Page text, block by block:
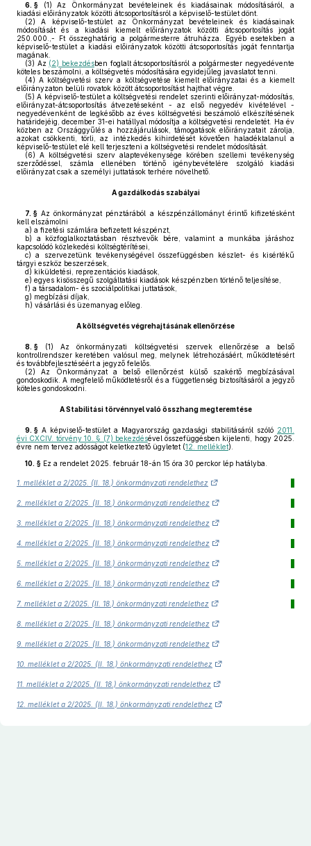
6. § (1) Az Önkormányzat bevételeinek és kiadásainak módosításáról, a
kiadási előirányzatok közötti átcsoportosításról a képviselő-testület dönt.
(2) A képviselő-testület az Önkormányzat bevételeinek és kiadásainak
módosítását és a kiadási kiemelt előirányzatok közötti átcsoportosítás jogát
250.000.,- Ft összeghatárig a polgármesterre átruházza. Egyéb esetekben a
képviselő-testület a kiadási előirányzatok közötti átcsoportosítás jogát fenntartja
magának.
(3) Az (2) bekezdésben foglalt átcsoportosításról a polgármester negyedévente
köteles beszámolni, a költségvetés módosítására egyidejűleg javaslatot tenni.
(4) A költségvetési szerv a költségvetése kiemelt előirányzatai és a kiemelt
előirányzaton belüli rovatok között átcsoportosítást hajthat végre.
(5) A képviselő-testület a költségvetési rendelet szerinti előirányzat-módosítás,
előirányzat-átcsoportosítás átvezetéseként - az első negyedév kivételével -
negyedévenként de legkésőbb az éves költségvetési beszámoló elkészítésének
határidejéig, december 31-ei hatállyal módosítja a költségvetési rendeletét. Ha év
közben az Országgyűlés a hozzájárulások, támogatások előirányzatait zárolja,
azokat csökkenti, törli, az intézkedés kihirdetését követően haladéktalanul a
képviselő-testület elé kell terjeszteni a költségvetési rendelet módosítását.
(6) A költségvetési szerv alaptevékenysége körében szellemi tevékenység
szerződéssel, számla ellenében történő igénybevételére szolgáló kiadási
előirányzat csak a személyi juttatások terhére növelhető.
A gazdálkodás szabályai
7. § Az önkormányzat pénztárából a készpénzállományt érintő kifizetésként
kell elszámolni
a) a fizetési számlára befizetett készpénzt,
b) a közfoglalkoztatásban résztvevők bére, valamint a munkába járáshoz
kapcsolódó közlekedési költségtérítései,
c) a szervezetünk tevékenységével összefüggésben készlet- és kisértékű
tárgyi eszköz beszerzések,
d) kiküldetési, reprezentációs kiadások,
e) egyes kisösszegű szolgáltatási kiadások készpénzben történő teljesítése,
f) a társadalom- és szociálpolitikai juttatások,
g) megbízási díjak,
h) vásárlási és üzemanyag előleg.
A költségvetés végrehajtásának ellenőrzése
8. § (1) Az önkormányzati költségvetési szervek ellenőrzése a belső
kontrollrendszer keretében valósul meg, melynek létrehozásáért, működtetésért
és továbbfejlesztéséért a jegyző felelős.
(2) Az Önkormányzat a belső ellenőrzést külső szakértő megbízásával
gondoskodik. A megfelelő működtetésről és a függetlenség biztosításáról a jegyző
köteles gondoskodni.
A Stabilitási törvénnyel való összhang megteremtése
9. § A képviselő-testület a Magyarország gazdasági stabilitásáról szóló 2011.
évi CXCIV. törvény 10. § (7) bekezdésével összefüggésben kijelenti, hogy 2025.
évre nem tervez adósságot keletkeztető ügyletet (12. melléklet).
10. § Ez a rendelet 2025. február 18-án 15 óra 30 perckor lép hatályba.
1. melléklet a 2/2025. (II. 18.) önkormányzati rendelethez
2. melléklet a 2/2025. (II. 18.) önkormányzati rendelethez
3. melléklet a 2/2025. (II. 18.) önkormányzati rendelethez
4. melléklet a 2/2025. (II. 18.) önkormányzati rendelethez
5. melléklet a 2/2025. (II. 18.) önkormányzati rendelethez
6. melléklet a 2/2025. (II. 18.) önkormányzati rendelethez
7. melléklet a 2/2025. (II. 18.) önkormányzati rendelethez
8. melléklet a 2/2025. (II. 18.) önkormányzati rendelethez
9. melléklet a 2/2025. (II. 18.) önkormányzati rendelethez
10. melléklet a 2/2025. (II. 18.) önkormányzati rendelethez
11. melléklet a 2/2025. (II. 18.) önkormányzati rendelethez
12. melléklet a 2/2025. (II. 18.) önkormányzati rendelethez